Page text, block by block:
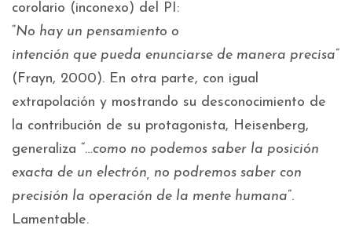
corolario (inconexo) del PI:
“No hay un pensamiento o
intención que pueda enunciarse de manera precisa”
(Frayn, 2000). En otra parte, con igual
extrapolación y mostrando su desconocimiento de
la contribución de su protagonista, Heisenberg,
generaliza “…como no podemos saber la posición
exacta de un electrón, no podremos saber con
precisión la operación de la mente humana”.
Lamentable.